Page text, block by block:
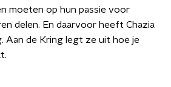
moeten op hun passie voor
delen. En daarvoor heeft Chazia
Aan de Kring legt ze uit hoe je